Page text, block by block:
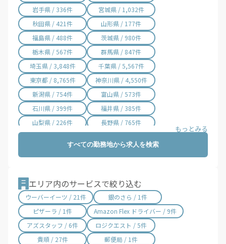
南房総市 / 6件
匝瑳市 / 6件
香取市 / 14件
山武市 / 7件
いすみ市 / 19件
大網白里市 / 13件
酒々井町 / 46件
栄町 / 5件
神崎町 / 5件
多古町 / 3件
東庄町 / 8件
九十九里町 / 2件
芝山町 / 2件
横芝光町 / 3件
一宮町 / 12件
睦沢町 / 1件
長生村 / 3件
白子町 / 2件
長柄町 / 1件
長南町 / 2件
大多喜町 / 16件
御宿町 / 1件
岩手県 / 336件
宮城県 / 1,032件
秋田県 / 421件
山形県 / 177件
福島県 / 488件
茨城県 / 980件
栃木県 / 567件
群馬県 / 847件
埼玉県 / 3,848件
千葉県 / 5,567件
東京都 / 8,765件
神奈川県 / 4,550件
新潟県 / 754件
富山県 / 573件
石川県 / 399件
福井県 / 385件
山梨県 / 226件
長野県 / 765件
愛知県 / 3,064件
三重県 / 1,009件
大阪府 / 3,375件
兵庫県 / 2,488件
奈良県 / 634件
和歌山県 / 296件
鳥取県 / 187件
島根県 / 199件
岡山県 / 755件
広島県 / 1,478件
山口県 / 360件
徳島県 / 160件
すべての勤務地から求人を検索
エリア内のサービスで絞り込む
ウーバーイーツ / 21件
銀のさら / 1件
ピザーラ / 1件
Amazon Flex ドライバー / 9件
アズスタッフ / 6件
ロジクエスト / 5件
貴順 / 27件
郵便局 / 1件